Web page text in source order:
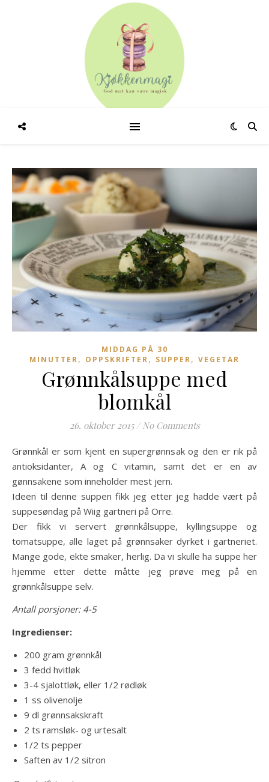
MIDDAG PÅ 30
MINUTTER, OPPSKRIFTER, SUPPER, VEGETAR
Grønnkålsuppe med
blomkål
26. oktober 2015 / No Comments
Grønnkål er som kjent en supergrønnsak og den er rik på
antioksidanter, A og C vitamin, samt det er en av
gønnsakene som inneholder mest jern.
Ideen til denne suppen fikk jeg etter jeg hadde vært på
suppesøndag på Wiig gartneri på Orre.
Der fikk vi servert grønnkålsuppe, kyllingsuppe og
tomatsuppe, alle laget på grønnsaker dyrket i gartneriet.
Mange gode, ekte smaker, herlig. Da vi skulle ha suppe her
hjemme etter dette måtte jeg prøve meg på en
grønnkålsuppe selv.
Antall porsjoner: 4-5
Ingredienser:
200 gram grønnkål
3 fedd hvitløk
3-4 sjalottløk, eller 1/2 rødløk
1 ss olivenolje
9 dl grønnsakskraft
2 ts ramsløk- og urtesalt
1/2 ts pepper
Saften av 1/2 sitron